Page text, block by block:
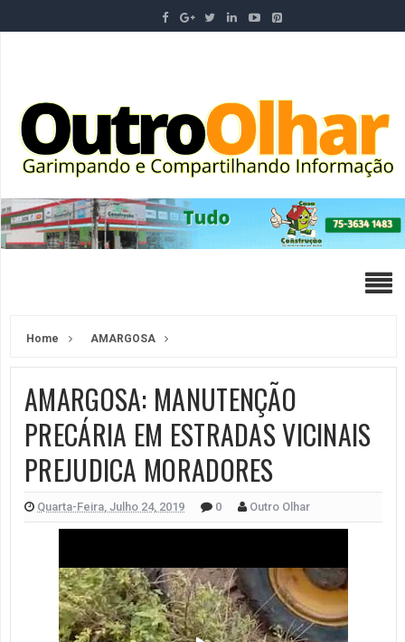
Home AMARGOSA
AMARGOSA: MANUTENÇÃO
PRECÁRIA EM ESTRADAS VICINAIS
PREJUDICA MORADORES
Quarta-Feira, Julho 24, 2019 0 Outro Olhar